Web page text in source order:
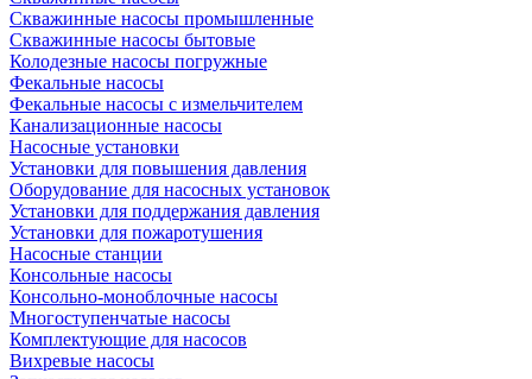
Скважинные насосы промышленные
Скважинные насосы бытовые
Колодезные насосы погружные
Фекальные насосы
Фекальные насосы с измельчителем
Канализационные насосы
Насосные установки
Установки для повышения давления
Оборудование для насосных установок
Установки для поддержания давления
Установки для пожаротушения
Насосные станции
Консольные насосы
Консольно-моноблочные насосы
Многоступенчатые насосы
Комплектующие для насосов
Вихревые насосы